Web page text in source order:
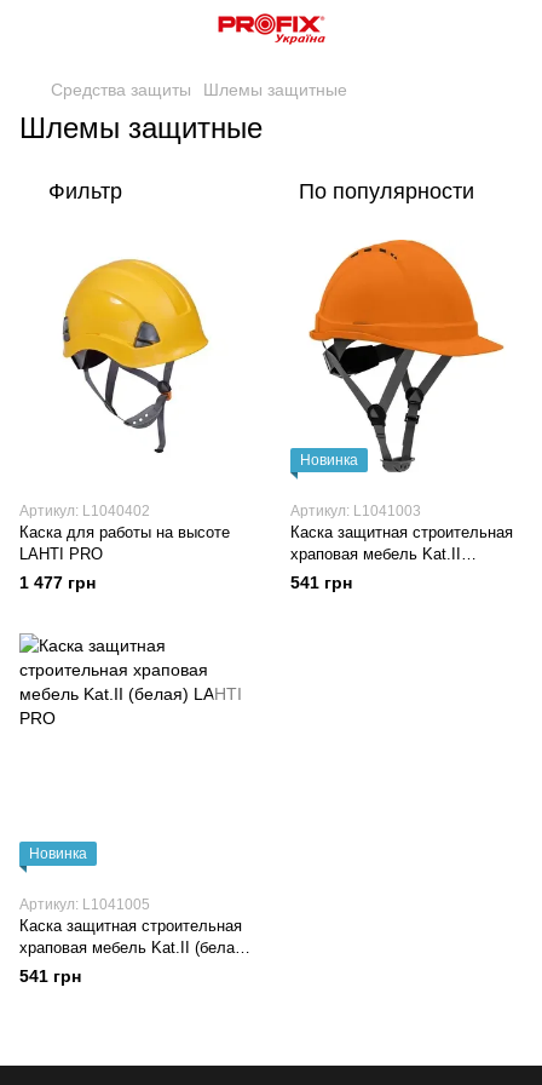
Средства защиты Шлемы защитные
Шлемы защитные
Фильтр По популярности
Артикул: L1040402
Каска для работы на высоте
LAHTI PRO
1 477 грн
Новинка
Артикул: L1041003
Каска защитная строительная
храповая мебель Kat.II
(оранжевая) LAHTI PRO
541 грн
Новинка
Артикул: L1041005
Каска защитная строительная
храповая мебель Kat.II (белая)
LAHTI PRO
541 грн